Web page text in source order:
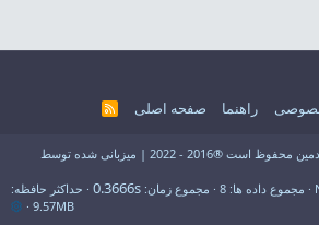
راهنما صفحه اصلی
R
©تمامی حقوق برای ایران وب ادمین محفوظ است ®2016 - 2022 | میزبانی شده توسط
مجموع داده ها 8 مجموع زمان 0.3666s
حداکثر حافظه
9.57MB